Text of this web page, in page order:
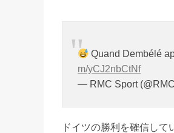
Quand Dembélé
m/yCJ2nbCtNf
— RMC Sport
ドイツの勝利を確信し